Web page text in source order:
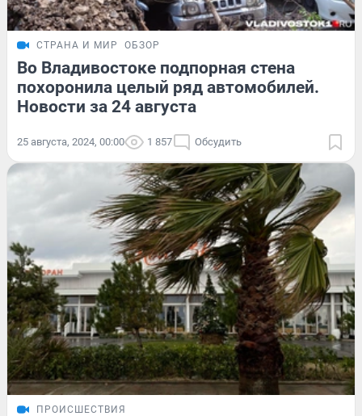
СТРАНА И МИР ОБЗОР
Во Владивостоке подпорная стена
похоронила целый ряд автомобилей.
Новости за 24 августа
25 августа, 2024, 00:00 1 857 Обсудить
ПРОИСШЕСТВИЯ